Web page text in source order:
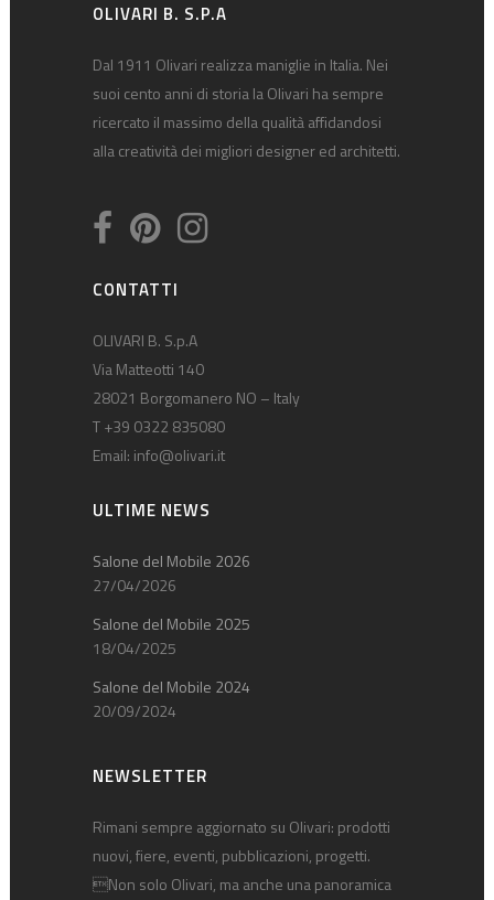
OLIVARI B. S.P.A
Dal 1911 Olivari realizza maniglie in Italia. Nei
suoi cento anni di storia la Olivari ha sempre
ricercato il massimo della qualità affidandosi
alla creatività dei migliori designer ed architetti.
CONTATTI
OLIVARI B. S.p.A
Via Matteotti 140
28021 Borgomanero NO – Italy
T +39 0322 835080
Email: info@olivari.it
ULTIME NEWS
Salone del Mobile 2026
27/04/2026
Salone del Mobile 2025
18/04/2025
Salone del Mobile 2024
20/09/2024
NEWSLETTER
Rimani sempre aggiornato su Olivari: prodotti
nuovi, fiere, eventi, pubblicazioni, progetti.
Non solo Olivari, ma anche una panoramica